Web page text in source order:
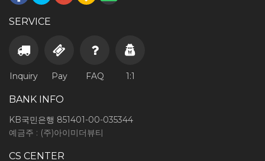
SERVICE
Inquiry Pay FAQ 1:1
BANK INFO
KB국민은행 851401-00-035344
예금주 : (주)아이미더뷰티
CS CENTER